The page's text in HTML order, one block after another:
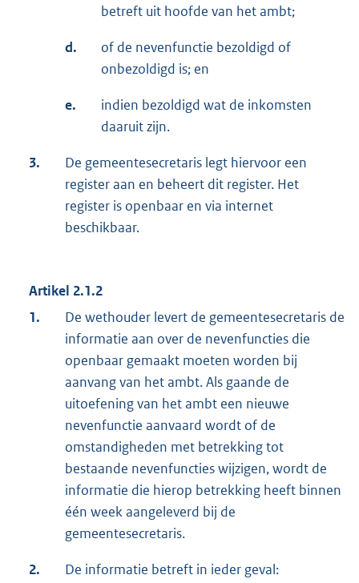
betreft uit hoofde van het ambt;
d.
of de nevenfunctie bezoldigd of
onbezoldigd is; en
e.
indien bezoldigd wat de inkomsten
daaruit zijn.
3.
De gemeentesecretaris legt hiervoor een
register aan en beheert dit register. Het
register is openbaar en via internet
beschikbaar.
Artikel 2.1.2
1.
De wethouder levert de gemeentesecretaris de
informatie aan over de nevenfuncties die
openbaar gemaakt moeten worden bij
aanvang van het ambt. Als gaande de
uitoefening van het ambt een nieuwe
nevenfunctie aanvaard wordt of de
omstandigheden met betrekking tot
bestaande nevenfuncties wijzigen, wordt de
informatie die hierop betrekking heeft binnen
één week aangeleverd bij de
gemeentesecretaris.
2. De informatie betreft in ieder geval: